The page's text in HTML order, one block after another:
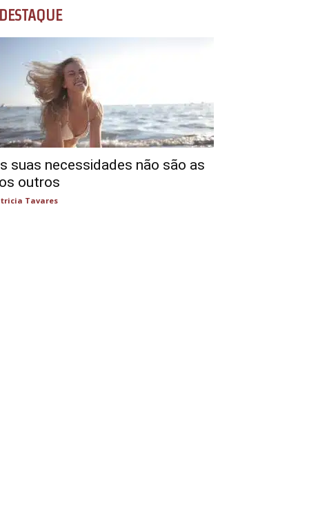
DESTAQUE
suas necessidades não são as
outros
Tavares